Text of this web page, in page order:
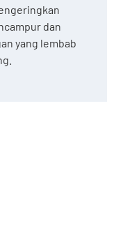
dan
yang lembab